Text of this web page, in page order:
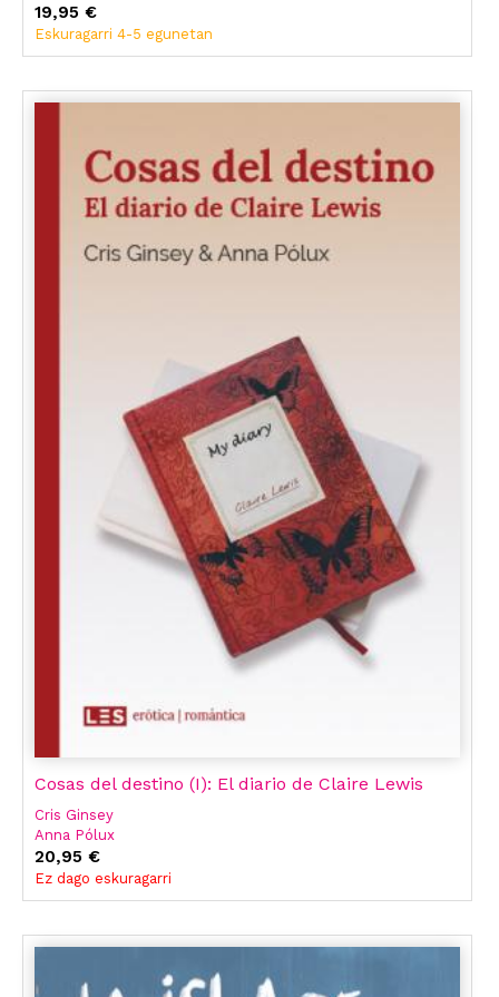
19,95 €
Eskuragarri 4-5 egunetan
Cosas del destino (I): El diario de Claire Lewis
Cris Ginsey
Anna Pólux
20,95 €
Ez dago eskuragarri